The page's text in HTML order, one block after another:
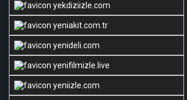
yekdiziizle.com
yeniakit.com.tr
yenideli.com
yenifilmizle.live
yeniizle.com